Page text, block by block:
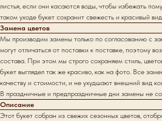
листья, если они касаются воды, чтобы избежать
таком уходе букет сохранит свежесть и красивый
Замена цветов
Мы производим замены только по согласованию с
могут отличаться от поставки к поставке, поэтому
состава. При этом мы строго сохраняем стиль,
букет выглядел так же красиво, как на фото. Все
качеству и стоимости, и не ухудшают внешний вид
В праздничные и предпраздничные дни замены не
Описание
Этот букет собран из свежих сезонных цветов,